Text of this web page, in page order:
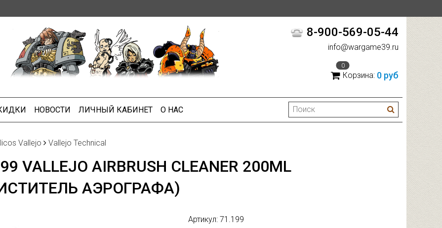
8-900-569-05-44
info@wargame39.ru
0
Корзина: 0 руб
НОВОСТИ ЛИЧНЫЙ КАБИНЕТ О НАС
Vallejo Vallejo Technical
VALLEJO AIRBRUSH CLEANER 200ML
АЭРОГРАФА)
Артикул: 71.199